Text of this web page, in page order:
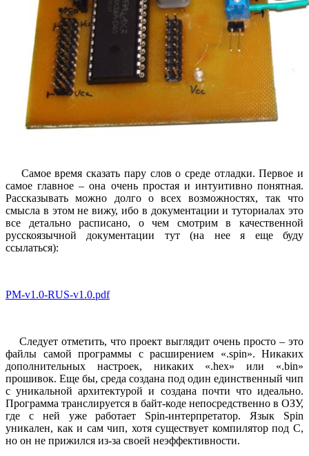
Самое время сказать пару слов о среде отладки. Первое и
самое главное – она очень простая и интуитивно понятная.
Рассказывать можно долго о всех возможностях, так что
смысла в этом не вижу, ибо в документации и туториалах это
все детально расписано, о чем смотрим в качественной
русскоязычной документации тут (на нее я еще буду
ссылаться):
PM-v1.0-RUS-v1.0.pdf
Следует отметить, что проект выглядит очень просто – это
файлы самой программы с расширением «.spin». Никаких
дополнительных настроек, никаких «.hex» или «.bin»
прошивок. Еще бы, среда создана под один единственный чип
с уникальной архитектурой и создана почти что идеально.
Программа транслируется в байт-коде непосредственно в ОЗУ,
где с ней уже работает Spin-интерпретатор. Язык Spin
уникален, как и сам чип, хотя существует компилятор под С,
но он не прижился из-за своей неэффективности.